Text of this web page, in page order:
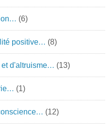
(6)
positive… (8)
et d'altruisme… (13)
(1)
(12)